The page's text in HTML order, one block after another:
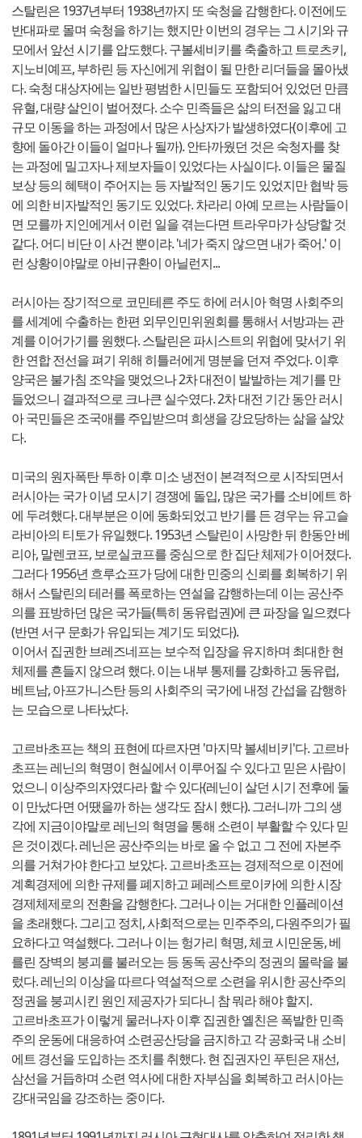
스탈린은 1937년부터 1938년까지 또 숙청을 감행한다. 이전에도
반대파로 몰며 숙청을 하기는 했지만 이번의 경우는 그 시기와 규
모에서 앞선 시기를 압도했다. 구볼셰비키를 축출하고 트로츠키,
지노비예프, 부하린 등 자신에게 위협이 될 만한 리더들을 몰아냈
다. 숙청 대상자에는 일반 평범한 시민들도 포함되어 있었던 만큼
유혈, 대량 살인이 벌어졌다. 소수 민족들은 삶의 터전을 잃고 대
규모 이동을 하는 과정에서 많은 사상자가 발생하였다(이후에 고
향에 돌아간 이들이 얼마나 될까). 안타까웠던 것은 숙청자를 찾
는 과정에 밀고자나 제보자들이 있었다는 사실이다. 이들은 물질
보상 등의 혜택이 주어지는 등 자발적인 동기도 있었지만 협박 등
에 의한 비자발적인 동기도 있었다. 차라리 아예 모르는 사람들이
면 모를까 지인에게서 이런 일을 겪는다면 트라우마가 상당할 것
같다. 어디 비단 이 사건 뿐이랴. '네가 죽지 않으면 내가 죽어.' 이
런 상황이야말로 아비규환이 아닐런지...
러시아는 장기적으로 코민테른 주도 하에 러시아 혁명 사회주의
를 세계에 수출하는 한편 외무인민위원회를 통해서 서방과는 관
계를 이어가기를 원했다. 스탈린은 파시스트의 위협에 맞서기 위
한 연합 전선을 펴기 위해 히틀러에게 명분을 던져 주었다. 이후
양국은 불가침 조약을 맺었으나 2차 대전이 발발하는 계기를 만
들었으니 결과적으로 크나큰 실수였다. 2차 대전 기간 동안 러시
아 국민들은 조국애를 주입받으며 희생을 강요당하는 삶을 살았
다.
미국의 원자폭탄 투하 이후 미소 냉전이 본격적으로 시작되면서
러시아는 국가 이념 모시기 경쟁에 돌입, 많은 국가를 소비에트 하
에 두려했다. 대부분은 이에 동화되었고 반기를 든 경우는 유고슬
라비아의 티토가 유일했다. 1953년 스탈린이 사망한 뒤 한동안 베
리아, 말렌코프, 보로실코프를 중심으로 한 집단 체제가 이어졌다.
그러다 1956년 흐루쇼프가 당에 대한 민중의 신뢰를 회복하기 위
해서 스탈린의 테러를 폭로하는 연설을 감행하는데 이는 공산주
의를 표방하던 많은 국가들(특히 동유럽권)에 큰 파장을 일으켰다
(반면 서구 문화가 유입되는 계기도 되었다).
이어서 집권한 브레즈네프는 보수적 입장을 유지하며 최대한 현
체제를 흔들지 않으려 했다. 이는 내부 통제를 강화하고 동유럽,
베트남, 아프가니스탄 등의 사회주의 국가에 내정 간섭을 감행하
는 모습으로 나타났다.
고르바초프는 책의 표현에 따르자면 '마지막 볼셰비키'다. 고르바
초프는 레닌의 혁명이 현실에서 이루어질 수 있다고 믿은 사람이
었으니 이상주의자였다라 할 수 있다(레닌이 살던 시기 전후에 둘
이 만났다면 어땠을까 하는 생각도 잠시 했다). 그러니까 그의 생
각에 지금이야말로 레닌의 혁명을 통해 소련이 부활할 수 있다 믿
은 것이겠다. 레닌은 공산주의는 바로 올 수 없고 그 전에 자본주
의를 거쳐가야 한다고 보았다. 고르바초프는 경제적으로 이전에
계획경제에 의한 규제를 폐지하고 페레스트로이카에 의한 시장
경제체제로의 전환을 감행한다. 그러나 이는 거대한 인플레이션
을 초래했다. 그리고 정치, 사회적으로는 민주주의, 다원주의가 필
요하다고 역설했다. 그러나 이는 헝가리 혁명, 체코 시민운동, 베
를린 장벽의 붕괴를 불러오는 등 동독 공산주의 정권의 몰락을 불
렀다. 레닌의 이상을 따르다 역설적으로 소련을 위시한 공산주의
정권을 붕괴시킨 원인 제공자가 되다니 참 뭐라 해야 할지.
고르바초프가 이렇게 물러나자 이후 집권한 옐친은 폭발한 민족
주의 운동에 대응하여 소련공산당을 금지하고 각 공화국 내 소비
에트 경선을 도입하는 조치를 취했다. 현 집권자인 푸틴은 재선,
삼선을 거듭하며 소련 역사에 대한 자부심을 회복하고 러시아는
강대국임을 강조하는 중이다.